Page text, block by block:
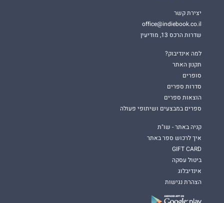
יצירת קשר
office@indiebook.co.il
שדרות הרכס 13, מודיעין
למה אינדיבוק?
תקנון האתר
סופרים
סדרות ספרים
הוצאות ספרים
ספרים במבצעים ושיתופי פעולה
קניה באתר - שו"ת
איך לרכוש ספר באתר
GIFT CARD
ביטול עסקה
אינדיבלוג
הצהרת נגישות